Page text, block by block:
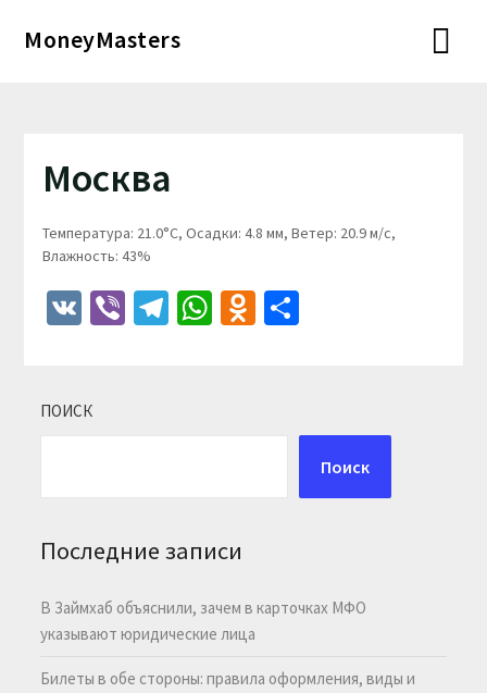
MoneyMasters
Москва
Температура: 21.0°C, Осадки: 4.8 мм, Ветер: 20.9 м/с,
Влажность: 43%
VKViberTelegram
WhatsApp
Odnoklassniki
Отправить
ПОИСК
Поиск
Последние записи
В Займхаб объяснили, зачем в карточках МФО
указывают юридические лица
Билеты в обе стороны: правила оформления, виды и